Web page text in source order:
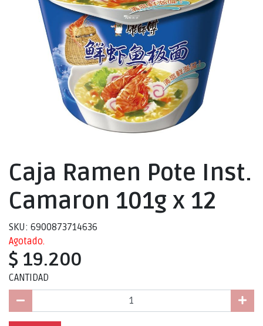
Caja Ramen Pote Inst.
Camaron 101g x 12
SKU: 6900873714636
Agotado.
$ 19.200
CANTIDAD